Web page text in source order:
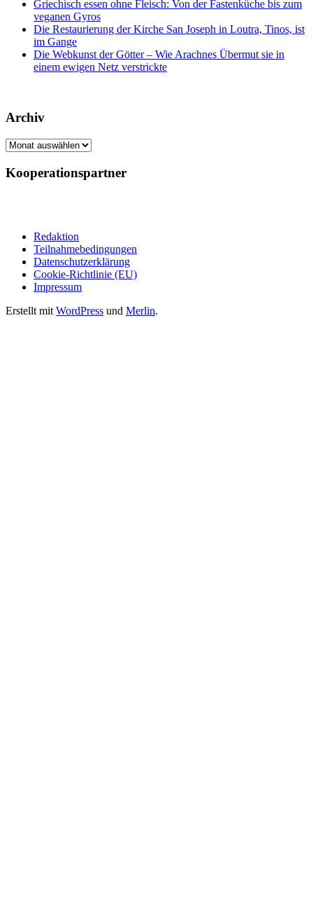
Griechisch essen ohne Fleisch: Von der Fastenküche bis zum
veganen Gyros
Die Restaurierung der Kirche San Joseph in Loutra, Tinos, ist
im Gange
Die Webkunst der Götter – Wie Arachnes Übermut sie in
einem ewigen Netz verstrickte
Archiv
Archiv
Kooperationspartner
Redaktion
Teilnahmebedingungen
Datenschutzerklärung
Cookie-Richtlinie (EU)
Impressum
Erstellt mit WordPress und Merlin.